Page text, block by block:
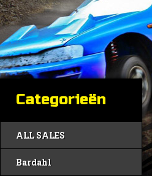
Categorieën
ALL SALES
Bardahl